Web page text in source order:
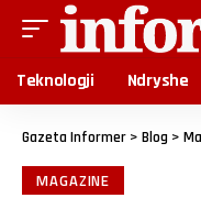
Teknologji Ndryshe
Gazeta Informer > Blog >
MAGAZINE